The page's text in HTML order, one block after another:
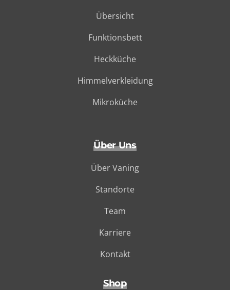
Übersicht
Funktionsbett
Heckküche
Himmelverkleidung
Mikroküche
Über Uns
Über Vaning
Standorte
Team
Karriere
Kontakt
Shop